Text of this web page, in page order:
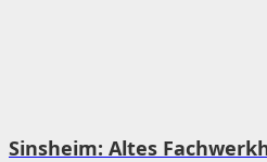
Sinsheim: Altes